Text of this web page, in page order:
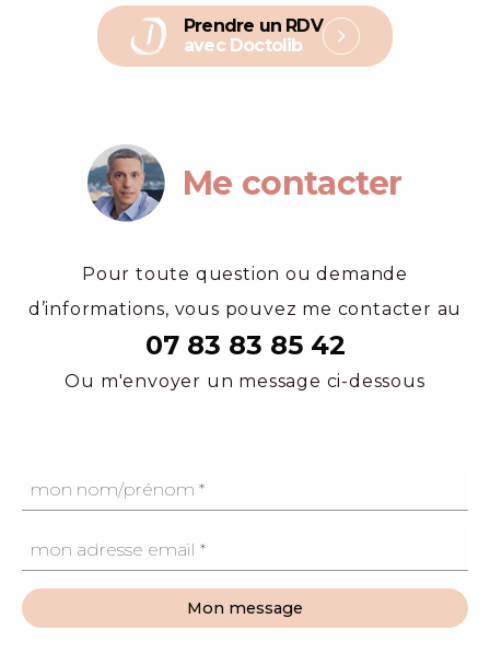
Prendre un RDV
avec Doctolib
Me contacter
Pour toute question ou demande
d’informations, vous pouvez me contacter au
07 83 83 85 42
Ou m'envoyer un message ci-dessous
Mon message